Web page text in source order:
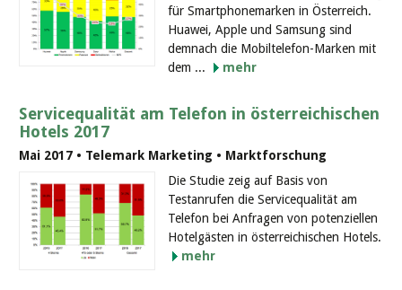
für Smartphonemarken in Österreich.
Huawei, Apple und Samsung sind
demnach die Mobiltelefon-Marken mit
dem ...
mehr
Servicequalität am Telefon in österreichischen
Hotels 2017
Mai 2017 • Telemark Marketing • Marktforschung
Die Studie zeig auf Basis von
Testanrufen die Servicequalität am
Telefon bei Anfragen von potenziellen
Hotelgästen in österreichischen Hotels.
mehr